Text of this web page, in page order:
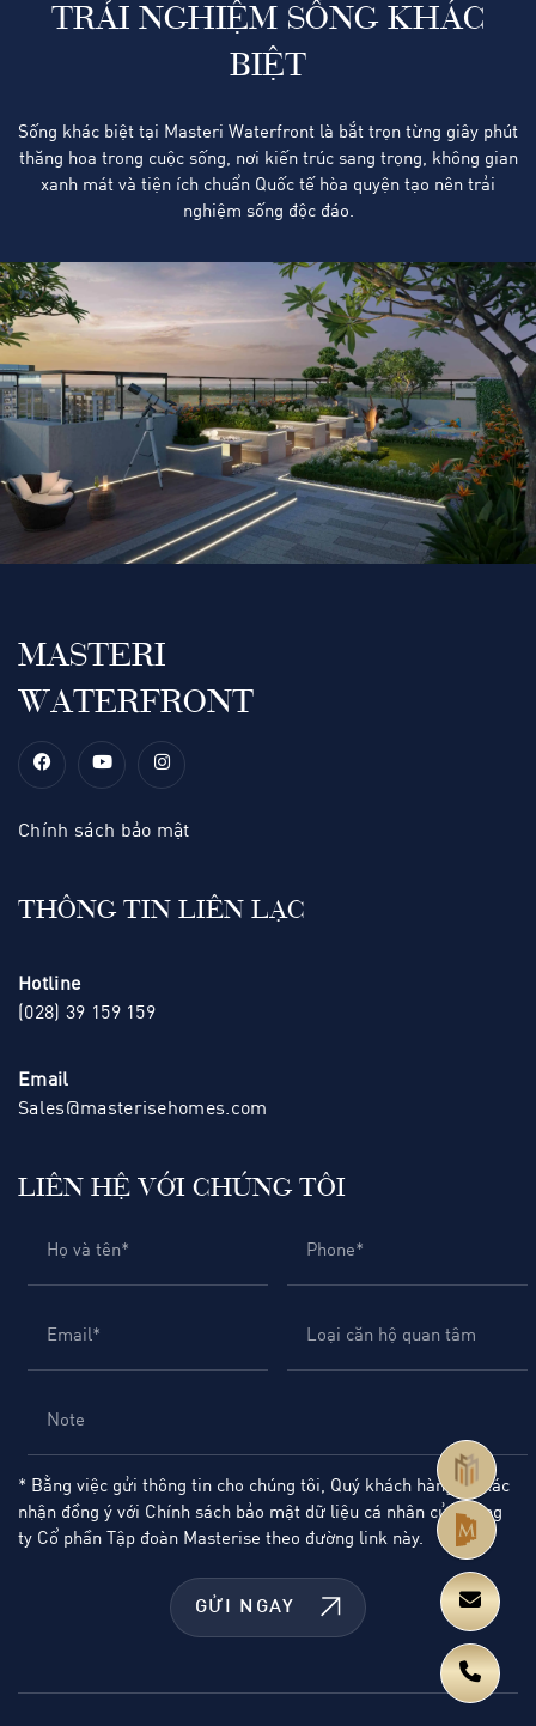
TRẢI NGHIỆM SỐNG KHÁC
BIỆT
Sống khác biệt tại Masteri Waterfront là bắt trọn từng giây phút
thăng hoa trong cuộc sống, nơi kiến trúc sang trọng, không gian
xanh mát và tiện ích chuẩn Quốc tế hòa quyện tạo nên trải
nghiệm sống độc đáo.
MASTERI
WATERFRONT
Chính sách bảo mật
THÔNG TIN LIÊN LẠC
Hotline
(028) 39 159 159
Email
Sales@masterisehomes.com
LIÊN HỆ VỚI CHÚNG TÔI
* Bằng việc gửi thông tin cho chúng tôi, Quý khách hàng đã xác
nhận đồng ý với Chính sách bảo mật dữ liệu cá nhân của Công
ty Cổ phần Tập đoàn Masterise theo đường link này.
GỬI NGAY